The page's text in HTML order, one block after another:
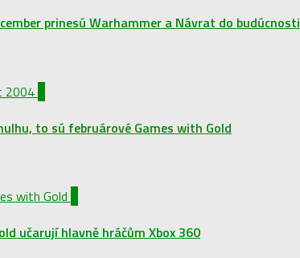
prinesú Warhammer a Návrat do budúcnosti
to sú februárové Games with Gold
učarují hlavně hráčům Xbox 360